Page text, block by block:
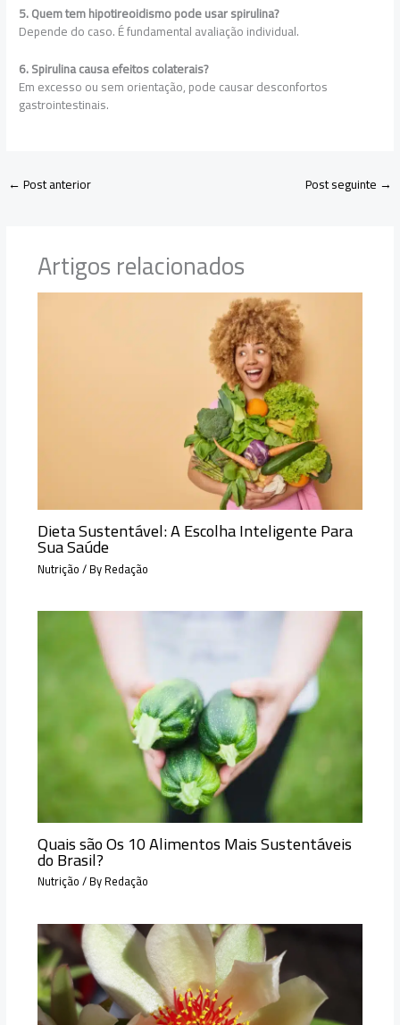
5. Quem tem hipotireoidismo pode usar spirulina?
Depende do caso. É fundamental avaliação individual.
6. Spirulina causa efeitos colaterais?
Em excesso ou sem orientação, pode causar desconfortos
gastrointestinais.
←Post anterior Post seguinte →
Artigos relacionados
Dieta Sustentável: A Escolha Inteligente Para
Sua Saúde
Nutrição/ ByRedação
Quais são Os 10 Alimentos Mais Sustentáveis
do Brasil?
Nutrição/ ByRedação